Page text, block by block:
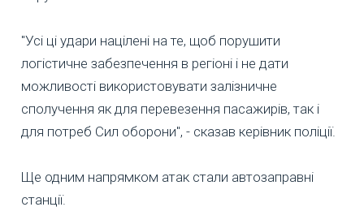
"Усі ці удари націлені на те, щоб порушити
логістичне забезпечення в регіоні і не дати
можливості використовувати залізничне
сполучення як для перевезення пасажирів, так і
для потреб Сил оборони", - сказав керівник поліції.
Ще одним напрямком атак стали автозаправні
станції.